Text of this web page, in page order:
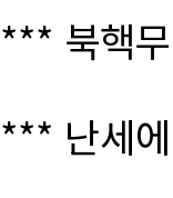
*** 북핵
*** 난세